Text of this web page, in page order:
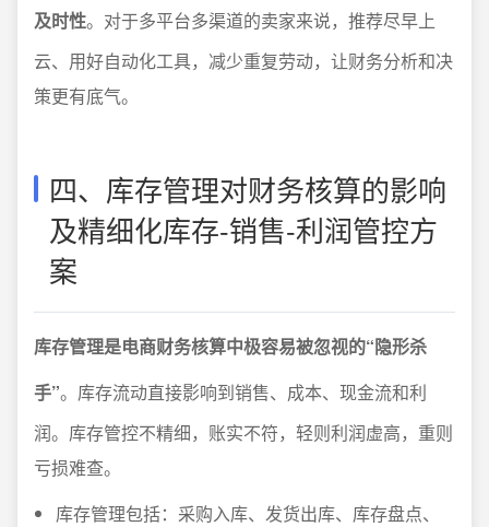
及时性。对于多平台多渠道的卖家来说，推荐尽早上
云、用好自动化工具，减少重复劳动，让财务分析和决
策更有底气。
四、库存管理对财务核算的影响
及精细化库存-销售-利润管控方
案
库存管理是电商财务核算中极容易被忽视的“隐形杀
手”。库存流动直接影响到销售、成本、现金流和利
润。库存管控不精细，账实不符，轻则利润虚高，重则
亏损难查。
库存管理包括：采购入库、发货出库、库存盘点、